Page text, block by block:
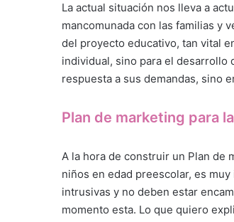
La actual situación nos lleva a
mancomunada con las familias y
del proyecto educativo, tan vital
individual, sino para el desarrollo
respuesta a sus demandas, sino
Plan de marketing para
A la hora de construir un Plan de
niños en edad preescolar, es
intrusivas y no deben estar
momento esta. Lo que quiero